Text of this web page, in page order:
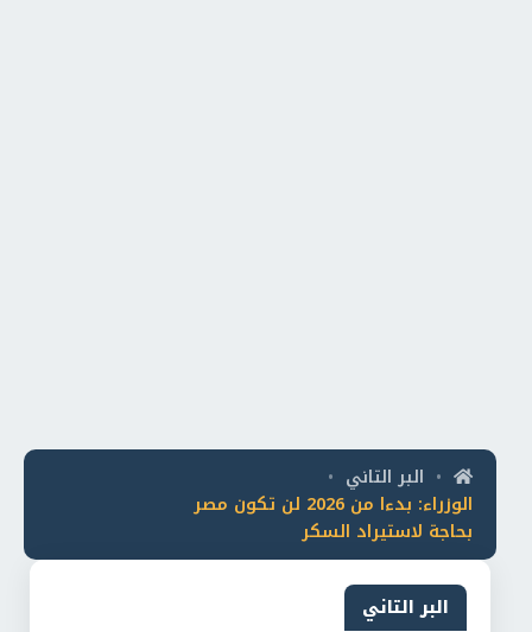
• البر التاني •
الوزراء: بدءا من 2026 لن تكون مصر
بحاجة لاستيراد السكر
البر التاني